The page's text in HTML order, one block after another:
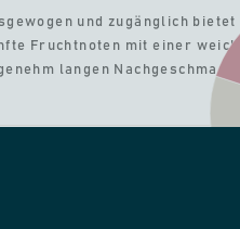
und zugänglich
Fruchtnoten mit einer
langen Nachgeschmack.